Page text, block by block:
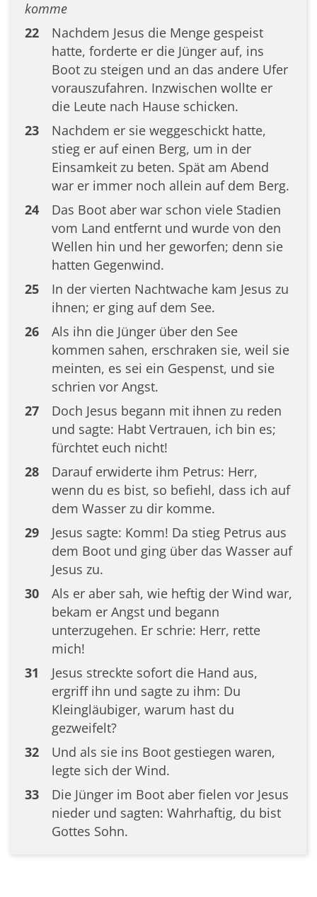
komme
22
Nachdem Jesus die Menge gespeist
hatte, forderte er die Jünger auf, ins
Boot zu steigen und an das andere Ufer
vorauszufahren. Inzwischen wollte er
die Leute nach Hause schicken.
23
Nachdem er sie weggeschickt hatte,
stieg er auf einen Berg, um in der
Einsamkeit zu beten. Spät am Abend
war er immer noch allein auf dem Berg.
24
Das Boot aber war schon viele Stadien
vom Land entfernt und wurde von den
Wellen hin und her geworfen; denn sie
hatten Gegenwind.
25
In der vierten Nachtwache kam Jesus zu
ihnen; er ging auf dem See.
26
Als ihn die Jünger über den See
kommen sahen, erschraken sie, weil sie
meinten, es sei ein Gespenst, und sie
schrien vor Angst.
27
Doch Jesus begann mit ihnen zu reden
und sagte: Habt Vertrauen, ich bin es;
fürchtet euch nicht!
28
Darauf erwiderte ihm Petrus: Herr,
wenn du es bist, so befiehl, dass ich auf
dem Wasser zu dir komme.
29
Jesus sagte: Komm! Da stieg Petrus aus
dem Boot und ging über das Wasser auf
Jesus zu.
30
Als er aber sah, wie heftig der Wind war,
bekam er Angst und begann
unterzugehen. Er schrie: Herr, rette
mich!
31
Jesus streckte sofort die Hand aus,
ergriff ihn und sagte zu ihm: Du
Kleingläubiger, warum hast du
gezweifelt?
32
Und als sie ins Boot gestiegen waren,
legte sich der Wind.
33
Die Jünger im Boot aber fielen vor Jesus
nieder und sagten: Wahrhaftig, du bist
Gottes Sohn.